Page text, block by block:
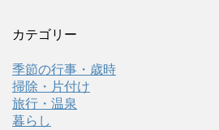
カテゴリー
季節の行事・歳時
掃除・片付け
旅行・温泉
暮らし